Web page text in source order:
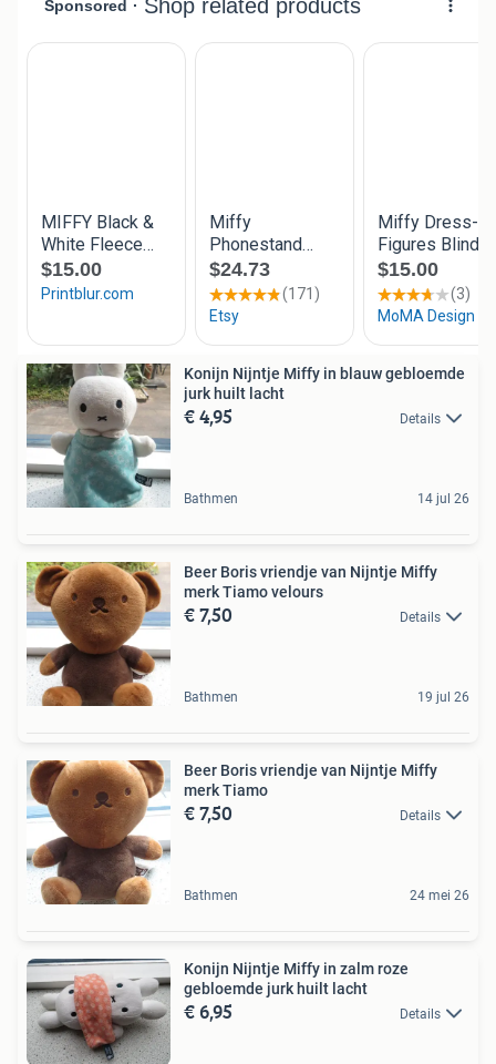
Konijn Nijntje Miffy in blauw gebloemde
jurk huilt lacht
€ 4,95 Details
Bathmen 14 jul 26
Beer Boris vriendje van Nijntje Miffy
merk Tiamo velours
€ 7,50 Details
Bathmen 19 jul 26
Beer Boris vriendje van Nijntje Miffy
merk Tiamo
€ 7,50 Details
Bathmen 24 mei 26
Konijn Nijntje Miffy in zalm roze
gebloemde jurk huilt lacht
€ 6,95 Details